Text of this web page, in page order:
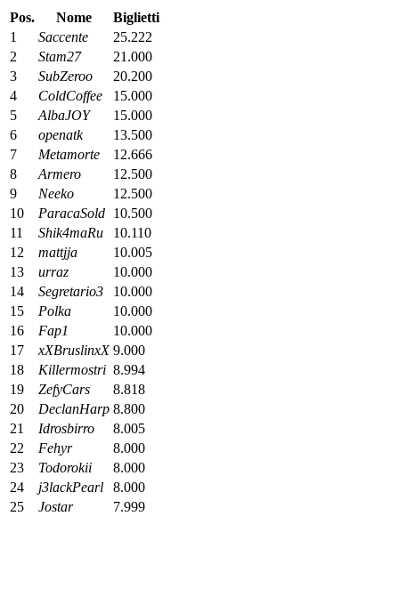
Pos. Nome
Biglietti
1
Saccente
25.222
2
Stam27
21.000
3
SubZeroo
20.200
4
ColdCoffee
15.000
5
AlbaJOY
15.000
6
openatk
13.500
7
Metamorte
12.666
8
Armero
12.500
9
Neeko
12.500
10
ParacaSold 10.500
11
Shik4maRu
10.110
12
mattjja
10.005
13
urraz
10.000
14
Segretario3
10.000
15
Polka
10.000
16
Fap1
10.000
17
xXBruslinxX 9.000
18
Killermostri 8.994
19
ZefyCars
8.818
20
DeclanHarp 8.800
21
Idrosbirro
8.005
22
Fehyr
8.000
23
Todorokii
8.000
24
j3lackPearl
8.000
25
Jostar 7.999